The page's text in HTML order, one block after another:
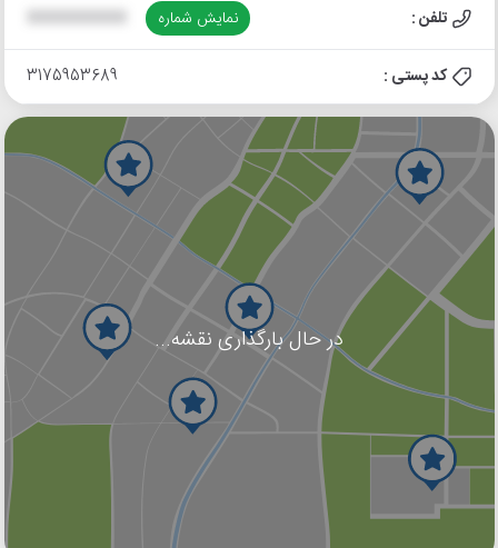
تلفن : نمایش شماره
کد پستی : 3175953689
در حال بارگذاری نقشه...
گوگل